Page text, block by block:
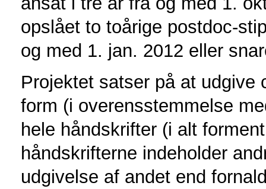
opslået to toårige postdoc-
og med 1. jan. 2012 eller
Projektet satser på at udgive
form (i overensstemmelse
hele håndskrifter (i alt
håndskrifterne indeholder
udgivelse af andet end